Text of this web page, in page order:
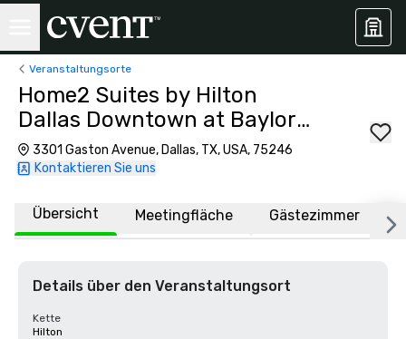
Veranstaltungsorte
Home2 Suites by Hilton
Dallas Downtown at Baylor
Scott & White
3301 Gaston Avenue, Dallas, TX, USA, 75246
Kontaktieren Sie uns
Übersicht Meetingfläche Gästezimmer
Details über den Veranstaltungsort
Kette
Hilton